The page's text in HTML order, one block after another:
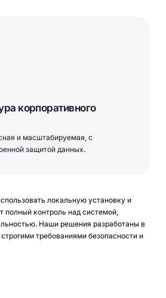
корпоративного
и масштабируемая, с
защитой данных.
локальную установку и
полный контроль над системой,
Наши решения разработаны в
строгими требованиями безопасности и